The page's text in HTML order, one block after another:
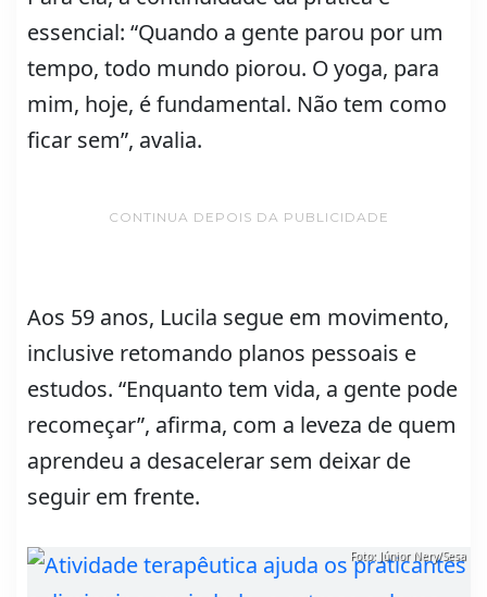
essencial: “Quando a gente parou por um
tempo, todo mundo piorou. O yoga, para
mim, hoje, é fundamental. Não tem como
ficar sem”, avalia.
CONTINUA DEPOIS DA PUBLICIDADE
Aos 59 anos, Lucila segue em movimento,
inclusive retomando planos pessoais e
estudos. “Enquanto tem vida, a gente pode
recomeçar”, afirma, com a leveza de quem
aprendeu a desacelerar sem deixar de
seguir em frente.
Foto: Júnior Nery/Sesa